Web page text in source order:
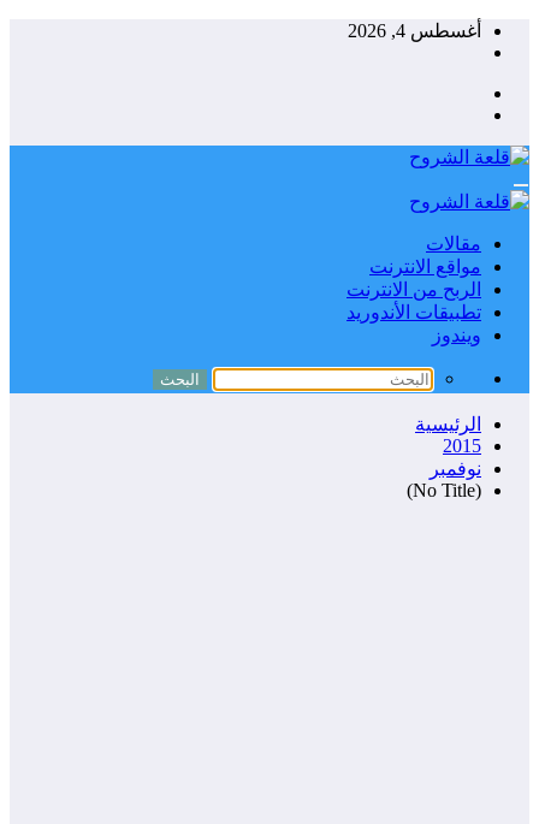
التجاوزأغسطس 4, 2026
مقالات
مواقع الانترنت
الربح من الانترنت
تطبيقات الأندوريد
ويندوز
الرئيسية
2015
نوفمبر
(No Title)